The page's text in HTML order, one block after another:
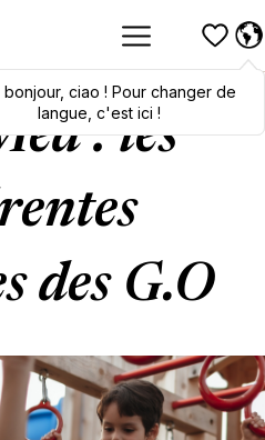
,bonjour,ciao! To switch
languages, click here!
bonjour, ciao ! Pour changer de
langue, c'est ici !
: les
des G.O